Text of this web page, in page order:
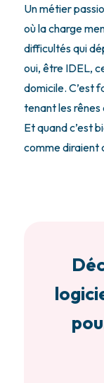
Un métier
où la charge
difficultés qui
oui, être IDEL,
domicile. C’est
tenant les
Et quand c’est
comme diraient